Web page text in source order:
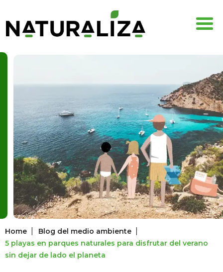
Home Blog del medio ambiente
5 playas en parques naturales para disfrutar del verano
sin dejar de lado el planeta